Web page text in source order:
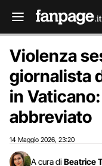
Violenza
giornalista
in
abbreviato
14 Maggio 2026 23:20
A cura di Beatrice